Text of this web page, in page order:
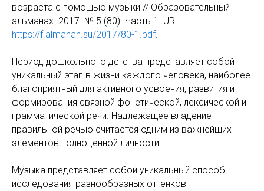
возраста с помощью музыки // Образовательный
альманах. 2017. № 5 (80). Часть 1. URL:
https://f.almanah.su/2017/80-1.pdf.
Период дошкольного детства представляет собой
уникальный этап в жизни каждого человека, наиболее
благоприятный для активного усвоения, развития и
формирования связной фонетической, лексической и
грамматической речи. Надлежащее владение
правильной речью считается одним из важнейших
элементов полноценной личности.
Музыка представляет собой уникальный способ
исследования разнообразных оттенков